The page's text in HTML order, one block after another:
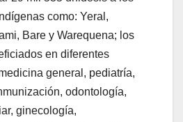
como: Yeral,
Bare y Warequena; los
en diferentes
general, pediatría,
odontología,
ginecología,